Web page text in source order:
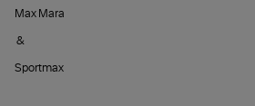
Max Mara
&
Sportmax